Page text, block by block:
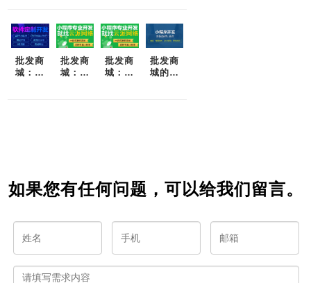
批发商
城：为
批发商
城：为
批发商
城：重
批发商
城的好
如果您有任何问题，可以给我们留言。